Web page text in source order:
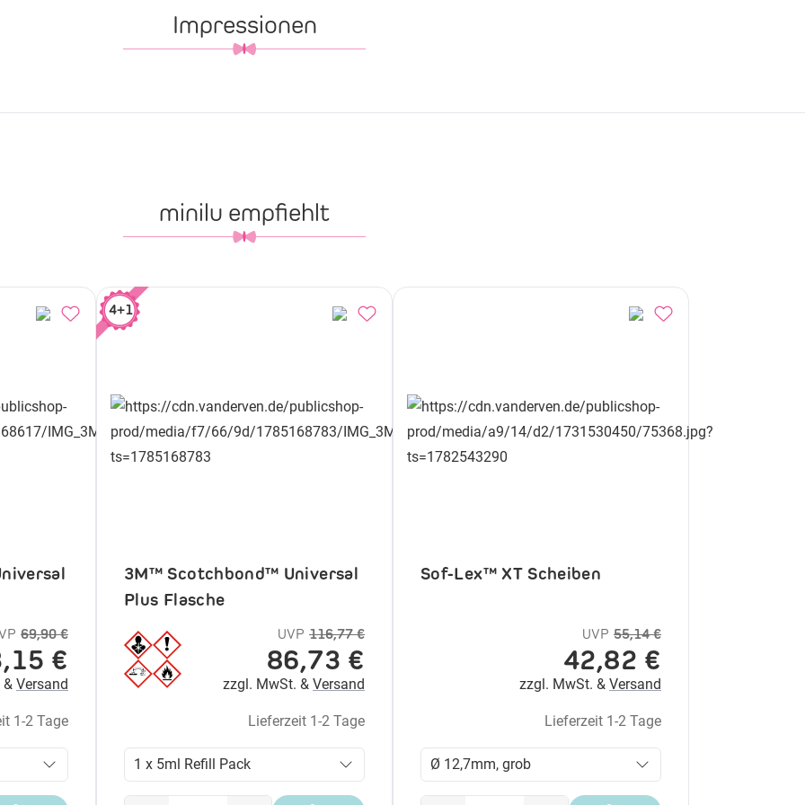
Impressionen
minilu empfiehlt
69,90 €
€
& Versand
1-2 Tage
4+1
3M™ Scotchbond™ Universal
Plus Flasche
UVP 116,77 €
86,73 €
zzgl. MwSt. & Versand
Lieferzeit 1-2 Tage
1 x 5ml Refill Pack
Sof-Lex™ XT Scheiben
UVP 55,14 €
42,82 €
zzgl. MwSt. & Versand
Lieferzeit 1-2 Tage
Ø 12,7mm, grob